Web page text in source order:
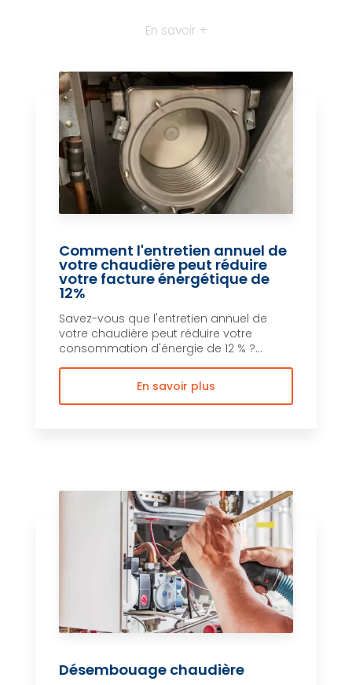
En savoir +
Comment l'entretien annuel de
votre chaudière peut réduire
votre facture énergétique de
12%
Savez-vous que l'entretien annuel de
votre chaudière peut réduire votre
consommation d'énergie de 12 % ?...
En savoir plus
Désembouage chaudière